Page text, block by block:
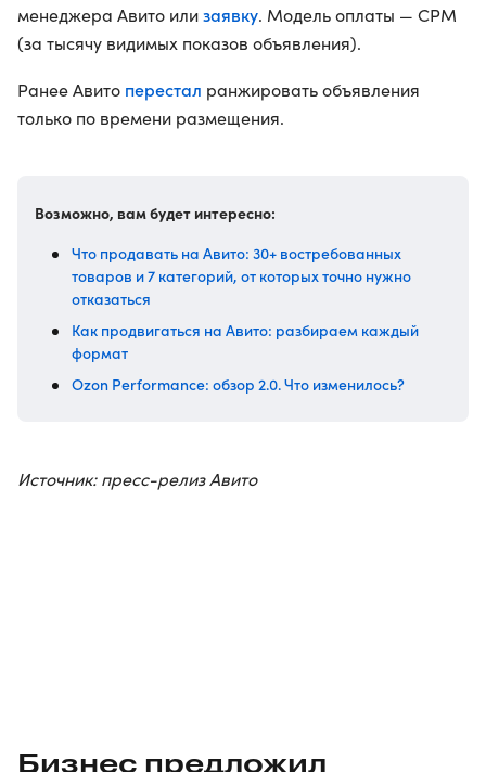
менеджера Авито илизаявку. Модель оплаты — CPM
(за тысячу видимых показов объявления).
Ранее Авито перестал ранжировать объявления
только по времени размещения.
Возможно, вам будет интересно:
Что продавать на Авито: 30+ востребованных
товаров и 7 категорий, от которых точно нужно
отказаться
Как продвигаться на Авито: разбираем каждый
формат
Ozon Performance: обзор 2.0. Что изменилось?
Источник: пресс-релиз Авито
Бизнес предложил